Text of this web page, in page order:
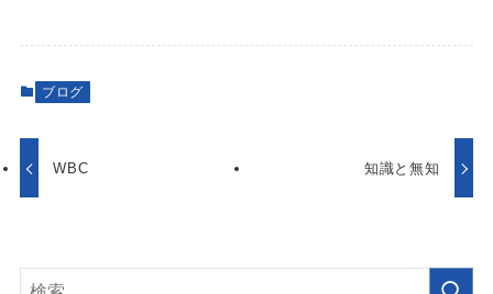
ブログ
WBC 知識と無知